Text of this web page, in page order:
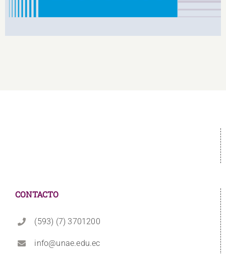
CONTACTO
(593) (7) 3701200
info@unae.edu.ec